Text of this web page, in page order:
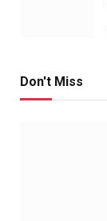
Don't Miss